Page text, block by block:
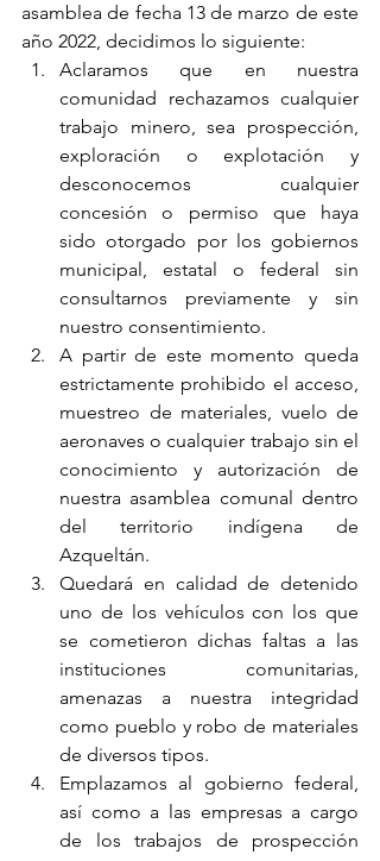
asamblea de fecha 13 de marzo de este
año 2022, decidimos lo siguiente:
Aclaramos que en nuestra
comunidad rechazamos cualquier
trabajo minero, sea prospección,
exploración o explotación y
desconocemos cualquier
concesión o permiso que haya
sido otorgado por los gobiernos
municipal, estatal o federal sin
consultarnos previamente y sin
nuestro consentimiento.
A partir de este momento queda
estrictamente prohibido el acceso,
muestreo de materiales, vuelo de
aeronaves o cualquier trabajo sin el
conocimiento y autorización de
nuestra asamblea comunal dentro
del territorio indígena de
Azqueltán.
Quedará en calidad de detenido
uno de los vehículos con los que
se cometieron dichas faltas a las
instituciones comunitarias,
amenazas a nuestra integridad
como pueblo y robo de materiales
de diversos tipos.
Emplazamos al gobierno federal,
así como a las empresas a cargo
de los trabajos de prospección